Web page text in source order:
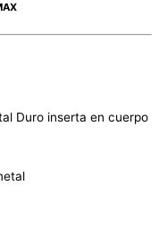
Duro inserta en cuerpo